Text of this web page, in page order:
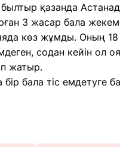
қазанда
3 жасар бала
көз жұмды. Оның 18
содан кейін ол
жатыр.
бала тіс емдетуге